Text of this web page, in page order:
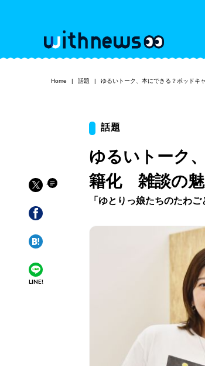
Home 話題 ゆるいトーク、本にできる？ポッド
LINE!
話題
ゆるいトーク
籍化 雑談の魅
「ゆとりっ娘たちのたわ